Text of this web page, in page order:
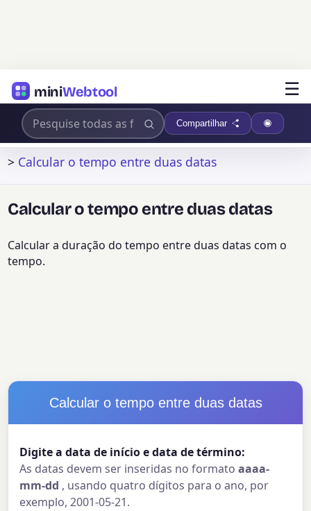
miniWebtool ☰
Compartilhar
> Calcular o tempo entre duas datas
Calcular o tempo entre duas datas
Calcular a duração do tempo entre duas datas com o
tempo.
Calcular o tempo entre duas datas
Digite a data de início e data de término:
As datas devem ser inseridas no formatoaaaa-
mm-dd , usando quatro dígitos para o ano, por
exemplo, 2001-05-21.